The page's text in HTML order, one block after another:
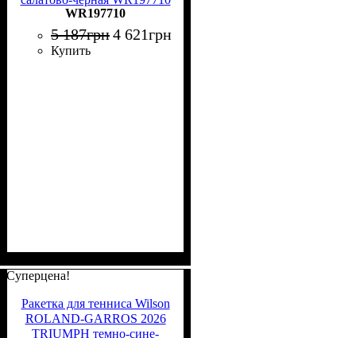
WR197710
5 187грн4 621грн
Купить
Суперцена!
Ракетка для тенниса Wilson
ROLAND-GARROS 2026
TRIUMPH темно-сине-